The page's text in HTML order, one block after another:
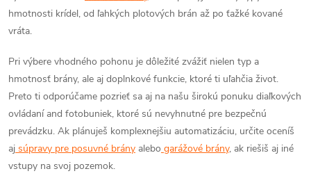
hmotnosti krídel, od ľahkých plotových brán až po ťažké kované
vráta.
Pri výbere vhodného pohonu je dôležité zvážiť nielen typ a
hmotnosť brány, ale aj doplnkové funkcie, ktoré ti uľahčia život.
Preto ti odporúčame pozrieť sa aj na našu širokú ponuku diaľkových
ovládaní and fotobuniek, ktoré sú nevyhnutné pre bezpečnú
prevádzku. Ak plánuješ komplexnejšiu automatizáciu, určite oceníš
aj súpravy pre posuvné brány alebo garážové brány, ak riešiš aj iné
vstupy na svoj pozemok.